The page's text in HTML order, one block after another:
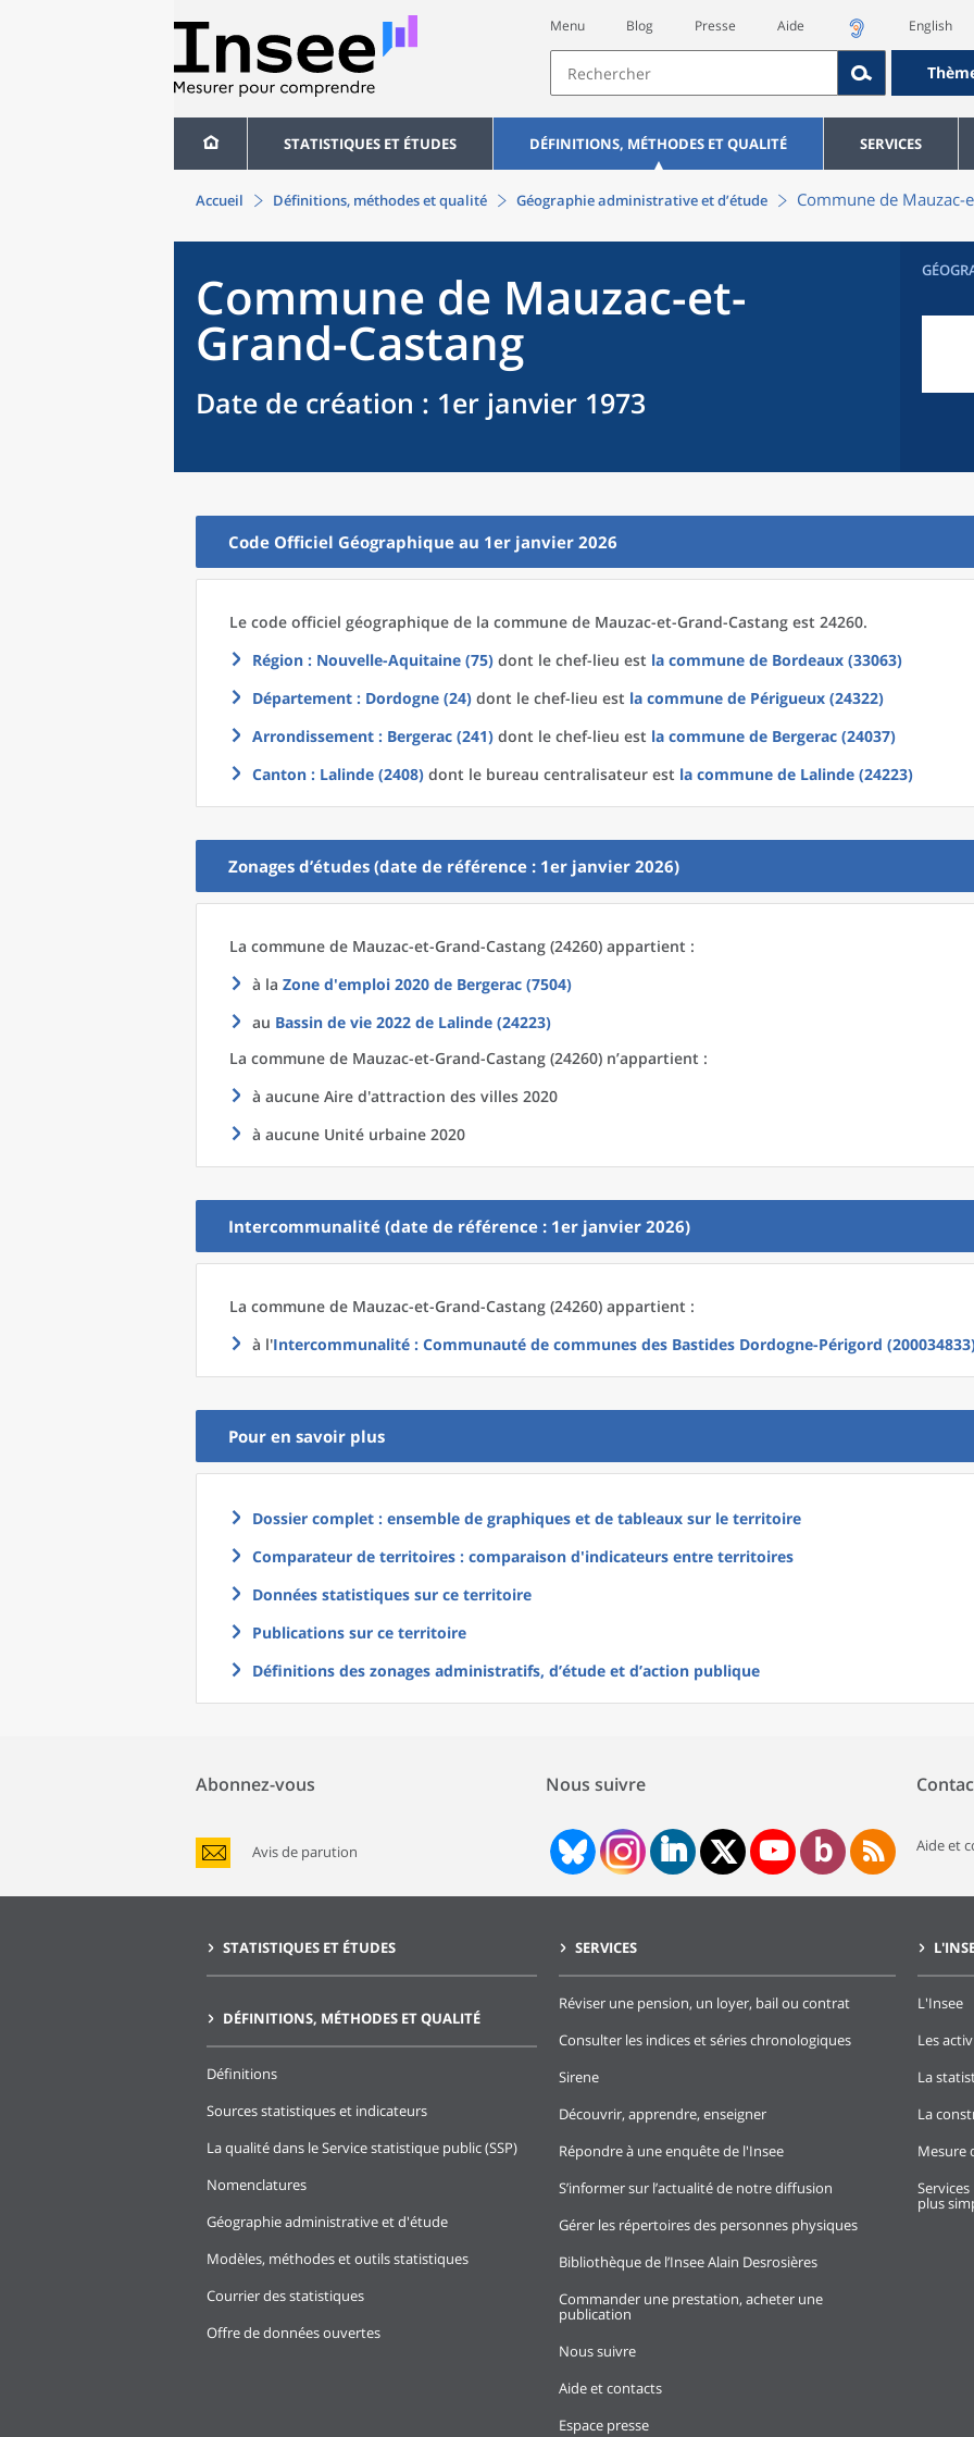
Menu Blog Presse Aide English
STATISTIQUES ET ÉTUDES DÉFINITIONS, MÉTHODES ET QUALITÉ SERVICES
Accueil Définitions, méthodes et qualité Géographie administrative et d’étude Commune de Mauzac-
Commune de Mauzac-et-
Grand-Castang
Date de création : 1er janvier 1973
Code Officiel Géographique au 1er janvier 2026
Le code officiel géographique de la commune de Mauzac-et-Grand-Castang est 24260.
Région : Nouvelle-Aquitaine (75) dont le chef-lieu est la commune de Bordeaux (33063)
Département : Dordogne (24) dont le chef-lieu est la commune de Périgueux (24322)
Arrondissement : Bergerac (241) dont le chef-lieu est la commune de Bergerac (24037)
Canton : Lalinde (2408) dont le bureau centralisateur est la commune de Lalinde (24223)
Zonages d’études (date de référence : 1er janvier 2026)
La commune de Mauzac-et-Grand-Castang (24260) appartient :
à la Zone d'emploi 2020 de Bergerac (7504)
au Bassin de vie 2022 de Lalinde (24223)
La commune de Mauzac-et-Grand-Castang (24260) n’appartient :
à aucune Aire d'attraction des villes 2020
à aucune Unité urbaine 2020
Intercommunalité (date de référence : 1er janvier 2026)
La commune de Mauzac-et-Grand-Castang (24260) appartient :
à l'Intercommunalité : Communauté de communes des Bastides Dordogne-Périgord
Pour en savoir plus
Dossier complet : ensemble de graphiques et de tableaux sur le territoire
Comparateur de territoires : comparaison d'indicateurs entre territoires
Données statistiques sur ce territoire
Publications sur ce territoire
Définitions des zonages administratifs, d’étude et d’action publique
Abonnez-vous
Avis de parution
Nous suivre
Aide et
STATISTIQUES ET ÉTUDES
DÉFINITIONS, MÉTHODES ET QUALITÉ
Définitions
Sources statistiques et indicateurs
La qualité dans le Service statistique public (SSP)
Nomenclatures
Géographie administrative et d'étude
Modèles, méthodes et outils statistiques
Courrier des statistiques
Offre de données ouvertes
SERVICES
Réviser une pension, un loyer, bail ou contrat
Consulter les indices et séries chronologiques
Sirene
Découvrir, apprendre, enseigner
Répondre à une enquête de l'Insee
S’informer sur l’actualité de notre diffusion
Gérer les répertoires des personnes physiques
Bibliothèque de l’Insee Alain Desrosières
Commander une prestation, acheter une
publication
Nous suivre
Aide et contacts
Espace presse
L'Insee
Les
La
La
Mesure
plus